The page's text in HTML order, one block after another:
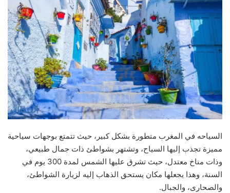
السياحه في المغرب متطورة بشكل كبير، حيث تتمتع بوجهات سياحية
مميزة تجذب إليها السياح، وتشتهر بشواطئ ذات جمال طبيعي،
وذات مناخ معتدل، حيث تشرق عليها الشمس لمدة 300 يوم في
السنة، وهذا يجعلها مكان يستحق الذهاب إليه لزيارة الشواطئ،
والصحارى، والجبال.